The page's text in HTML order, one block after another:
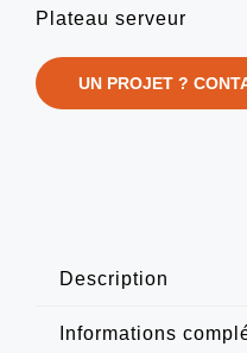
Plateau serveur
UN PROJET ?
Description
Informations